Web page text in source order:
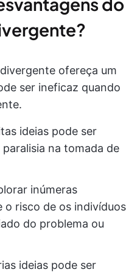
ofereça um
ser ineficaz quando
ideias pode ser
na tomada de
inúmeras
o risco de os indivíduos
do problema ou
ideias pode ser